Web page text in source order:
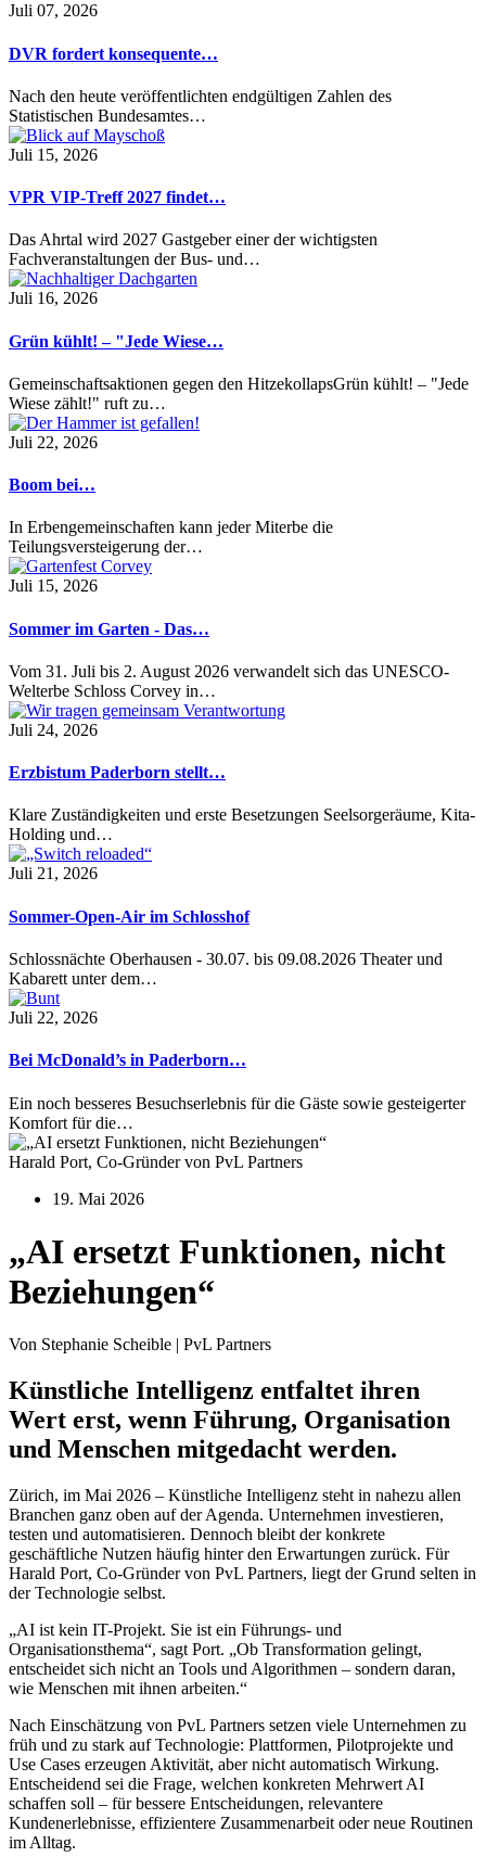
Juli 07, 2026
DVR fordert konsequente…
Nach den heute veröffentlichten endgültigen Zahlen des
Statistischen Bundesamtes…
Juli 15, 2026
VPR VIP-Treff 2027 findet…
Das Ahrtal wird 2027 Gastgeber einer der wichtigsten
Fachveranstaltungen der Bus- und…
Juli 16, 2026
Grün kühlt! – "Jede Wiese…
Gemeinschaftsaktionen gegen den HitzekollapsGrün kühlt! – "Jede
Wiese zählt!" ruft zu…
Juli 22, 2026
Boom bei…
In Erbengemeinschaften kann jeder Miterbe die
Teilungsversteigerung der…
Juli 15, 2026
Sommer im Garten - Das…
Vom 31. Juli bis 2. August 2026 verwandelt sich das UNESCO-
Welterbe Schloss Corvey in…
Juli 24, 2026
Erzbistum Paderborn stellt…
Klare Zuständigkeiten und erste Besetzungen Seelsorgeräume, Kita-
Holding und…
Juli 21, 2026
Sommer-Open-Air im Schlosshof
Schlossnächte Oberhausen - 30.07. bis 09.08.2026 Theater und
Kabarett unter dem…
Juli 22, 2026
Bei McDonald’s in Paderborn…
Ein noch besseres Besuchserlebnis für die Gäste sowie gesteigerter
Komfort für die…
Harald Port, Co-Gründer von PvL Partners
19. Mai 2026
„AI ersetzt Funktionen, nicht
Beziehungen“
Von Stephanie Scheible | PvL Partners
Künstliche Intelligenz entfaltet ihren
Wert erst, wenn Führung, Organisation
und Menschen mitgedacht werden.
Zürich, im Mai 2026 – Künstliche Intelligenz steht in nahezu allen
Branchen ganz oben auf der Agenda. Unternehmen investieren,
testen und automatisieren. Dennoch bleibt der konkrete
geschäftliche Nutzen häufig hinter den Erwartungen zurück. Für
Harald Port, Co-Gründer von PvL Partners, liegt der Grund selten in
der Technologie selbst.
„AI ist kein IT-Projekt. Sie ist ein Führungs- und
Organisationsthema“, sagt Port. „Ob Transformation gelingt,
entscheidet sich nicht an Tools und Algorithmen – sondern daran,
wie Menschen mit ihnen arbeiten.“
Nach Einschätzung von PvL Partners setzen viele Unternehmen zu
früh und zu stark auf Technologie: Plattformen, Pilotprojekte und
Use Cases erzeugen Aktivität, aber nicht automatisch Wirkung.
Entscheidend sei die Frage, welchen konkreten Mehrwert AI
schaffen soll – für bessere Entscheidungen, relevantere
Kundenerlebnisse, effizientere Zusammenarbeit oder neue Routinen
im Alltag.